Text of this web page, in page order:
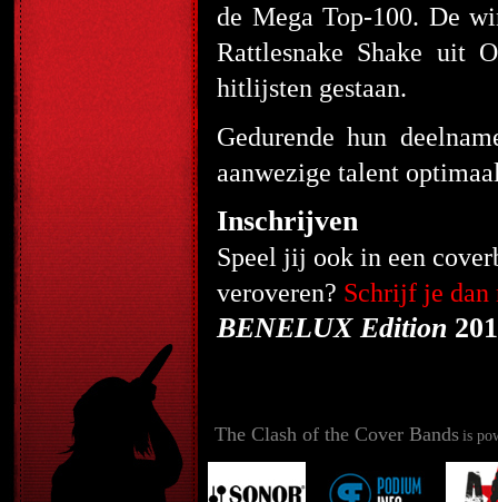
de Mega Top-100. De
Rattlesnake Shake uit
hitlijsten gestaan.
Gedurende hun
aanwezige talent
Inschrijven
Speel jij ook in een
veroveren? Schrijf je dan
BENELUX Edition
The Clash of the Cover Bands is